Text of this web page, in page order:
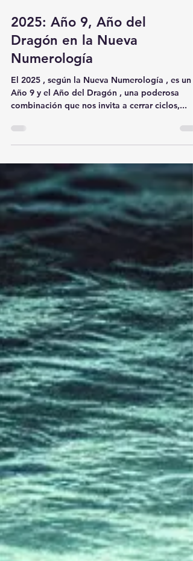
2025: Año 9, Año del
Dragón en la Nueva
Numerología
El 2025 , según la Nueva Numerología , es un
combinación que nos invita a cerrar ciclos,...